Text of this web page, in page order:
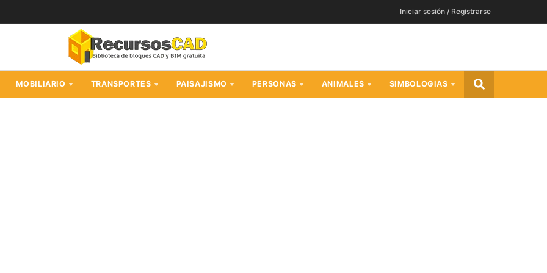
Iniciar sesión / Registrarse
MOBILIARIO TRANSPORTES PAISAJISMO PERSONAS ANIMALES SIMBOLOGIAS